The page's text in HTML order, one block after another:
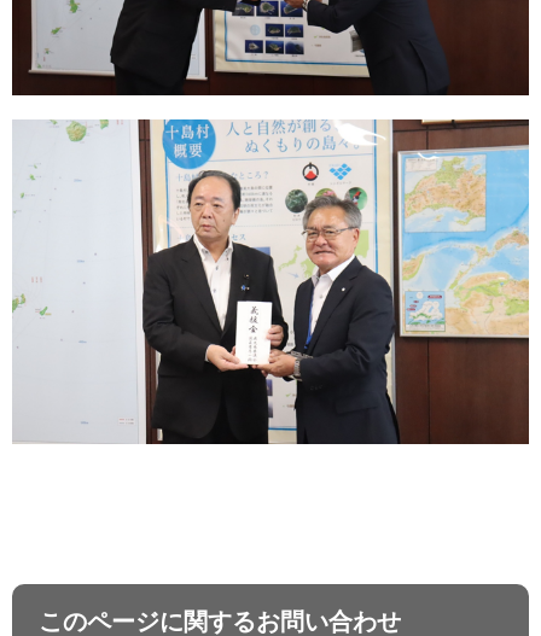
このページに関するお問い合わせ